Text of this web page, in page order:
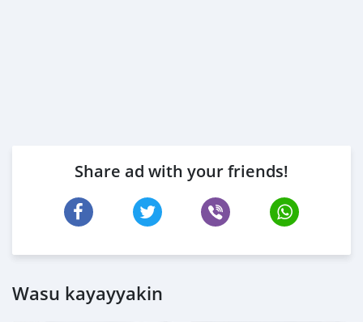
Share ad with your friends!
Wasu kayayyakin